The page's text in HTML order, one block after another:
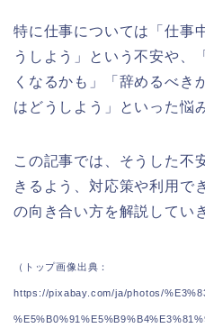
特に仕事については「仕事
うしよう」という不安や、
くなるかも」「辞めるべき
はどうしよう」といった悩
この記事では、そうした不
きるよう、対応策や利用で
の向き合い方を解説してい
（トップ画像出典：
https://pixabay.com/ja/photos/